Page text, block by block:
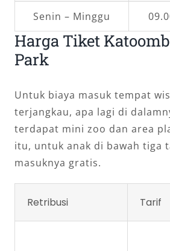
Senin – Minggu
Harga Tiket
Park
Untuk biaya masuk tempat
terjangkau, apa lagi di
terdapat mini zoo dan area
itu, untuk anak di bawah tiga
masuknya gratis.
Retribusi Tarif